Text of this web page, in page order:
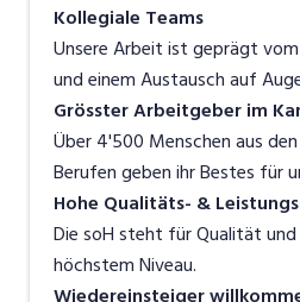
Kollegiale Teams
Unsere Arbeit ist geprägt
und einem Austausch auf
Grösster Arbeitgeber im
Über 4'500 Menschen aus
Berufen geben ihr Bestes für
Hohe Qualitäts- &
Die soH steht für Qualität
höchstem Niveau.